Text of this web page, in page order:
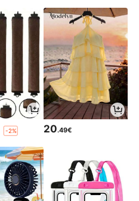
-2% 20.49€